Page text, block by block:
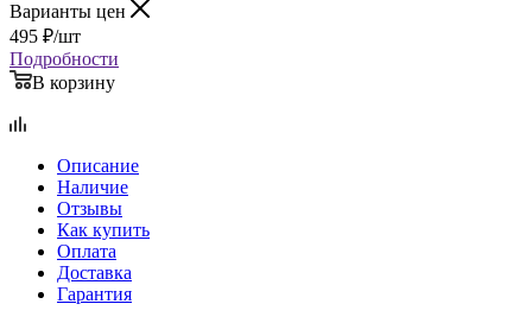
Варианты цен
495 ₽/шт
Подробности
В корзину
Описание
Наличие
Отзывы
Как купить
Оплата
Доставка
Гарантия